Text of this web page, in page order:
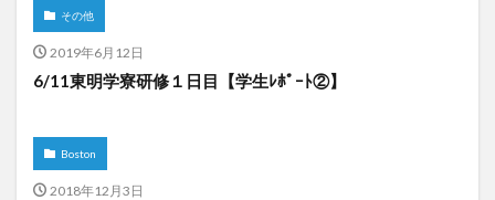
その他
2019年6月12日
6/11東明学寮研修１日目【学生ﾚﾎﾟｰﾄ②】
Boston
2018年12月3日